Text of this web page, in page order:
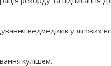
ведмедиків у лісових
кулішем.